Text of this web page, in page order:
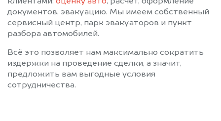
документов, эвакуацию. Мы имеем собственный
сервисный центр, парк эвакуаторов и пункт
разбора автомобилей.
Всё это позволяет нам максимально сократить
издержки на проведение сделки, а значит,
предложить вам выгодные условия
сотрудничества.